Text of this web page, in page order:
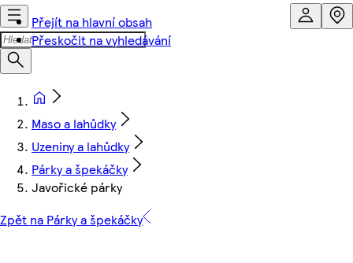
Přejít na hlavní obsah
Přeskočit na vyhledávání
Maso a lahůdky
Uzeniny a lahůdky
Párky a špekáčky
Javořické párky
Zpět na Párky a špekáčky